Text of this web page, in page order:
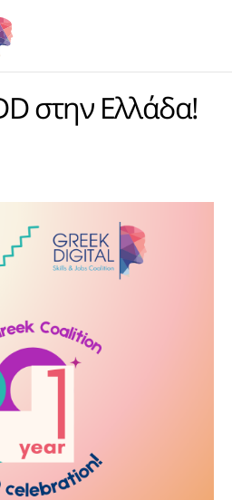
στην Ελλάδα!